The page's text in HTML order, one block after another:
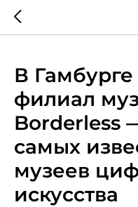
В Гамбурге
филиал
Borderless
самых
музеев
искусства